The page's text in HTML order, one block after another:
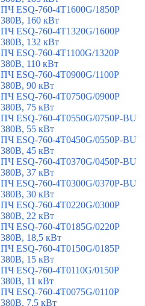
ПЧ ESQ-760-4T1600G/1850P
380В, 160 кВт
ПЧ ESQ-760-4T1320G/1600P
380В, 132 кВт
ПЧ ESQ-760-4T1100G/1320P
380В, 110 кВт
ПЧ ESQ-760-4T0900G/1100P
380В, 90 кВт
ПЧ ESQ-760-4T0750G/0900P
380В, 75 кВт
ПЧ ESQ-760-4T0550G/0750P-BU
380В, 55 кВт
ПЧ ESQ-760-4T0450G/0550P-BU
380В, 45 кВт
ПЧ ESQ-760-4T0370G/0450P-BU
380В, 37 кВт
ПЧ ESQ-760-4T0300G/0370P-BU
380В, 30 кВт
ПЧ ESQ-760-4T0220G/0300P
380В, 22 кВт
ПЧ ESQ-760-4T0185G/0220P
380В, 18,5 кВт
ПЧ ESQ-760-4T0150G/0185P
380В, 15 кВт
ПЧ ESQ-760-4T0110G/0150P
380В, 11 кВт
ПЧ ESQ-760-4T0075G/0110P
380В, 7,5 кВт